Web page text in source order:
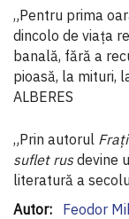
„Pentru prima
dincolo de viaţa
banală, fără a
pioasă, la mituri,
ALBERES
„Prin autorul
suflet rusdevine
literatură a
InformaţiiFeodor